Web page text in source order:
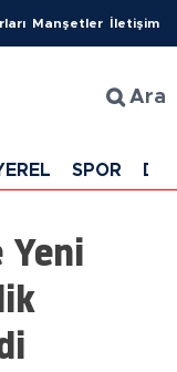
Manşetler İletişim
Ara
SPOR